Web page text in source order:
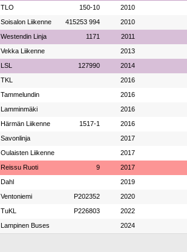
TLO 150-10 2010
Soisalon Liikenne 415253 994 2010
Westendin Linja 1171 2011
Vekka Liikenne 2013
LSL 127990 2014
TKL 2016
Tammelundin 2016
Lamminmäki 2016
Härmän Liikenne 1517-1 2016
Savonlinja 2017
Oulaisten Liikenne 2017
Reissu Ruoti 9 2017
Dahl 2019
Ventoniemi P202352 2020
TuKL P226803 2022
Lampinen Buses 2024